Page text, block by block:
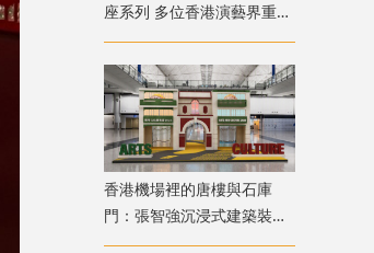
座系列 多位香港演藝界重量
級嘉賓登場
香港機場裡的唐樓與石庫
門：張智強沉浸式建築裝置
重構港滬記憶